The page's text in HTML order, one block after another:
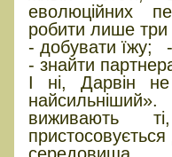
еволюційних
робити лише три
- добувати їжу;
- знайти
І ні, Дарвін
виживають